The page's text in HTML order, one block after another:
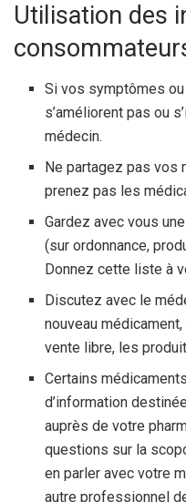
Utilisation des
Si vos symptômes
s’améliorent pas ou
médecin.
Ne partagez pas vos
prenez pas les
Gardez avec vous
(sur ordonnance,
Donnez cette liste à
Discutez avec le
nouveau
vente libre, les
Certains
d’information
auprès de votre
questions sur la
en parler avec votre
autre professionnel